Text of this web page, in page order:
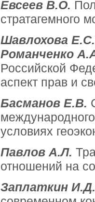
Евсеев В.О.
стратагемного
Шавлохова
Романченко
Российской
аспект прав и
Басманов Е.В.
условиях
Павлов А.Л.
отношений на
Заплаткин